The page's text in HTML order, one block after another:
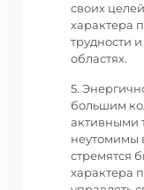
своих
характера
трудности
областях.
5.
большим
активными
неутомимы
стремятся
характера